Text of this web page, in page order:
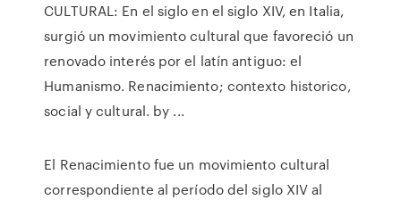
CULTURAL: En el siglo en el siglo XIV, en Italia,
surgió un movimiento cultural que favoreció un
renovado interés por el latín antiguo: el
Humanismo. Renacimiento; contexto historico,
social y cultural. by ...
El Renacimiento fue un movimiento cultural
correspondiente al período del siglo XIV al